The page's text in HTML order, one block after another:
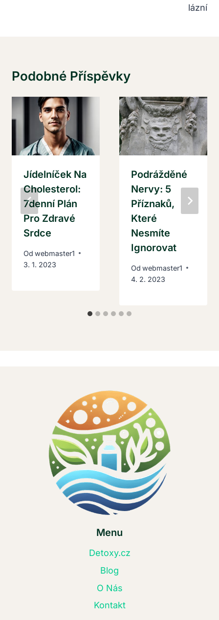
lázní
Podobné Příspěvky
Jídelníček Na
Cholesterol:
7denní Plán
Pro Zdravé
Srdce
Od webmaster1
3. 1. 2023
Podrážděné
Nervy: 5
Příznaků,
Které
Nesmíte
Ignorovat
Od webmaster1
4. 2. 2023
Menu
Detoxy.cz
Blog
O Nás
Kontakt